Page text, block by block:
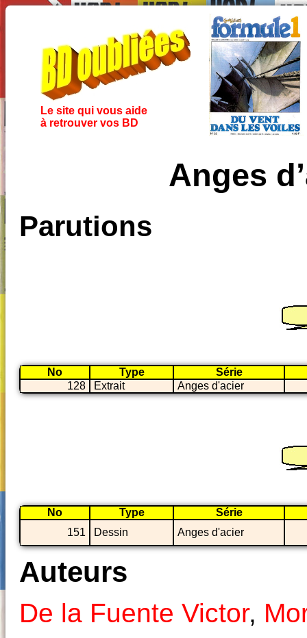
Le site qui vous aide
à retrouver vos BD
Anges
Parutions
No Type
Série
128
Extrait Anges d'acier
No Type
Série
151
Dessin Anges d'acier
Auteurs
De la Fuente Victor,